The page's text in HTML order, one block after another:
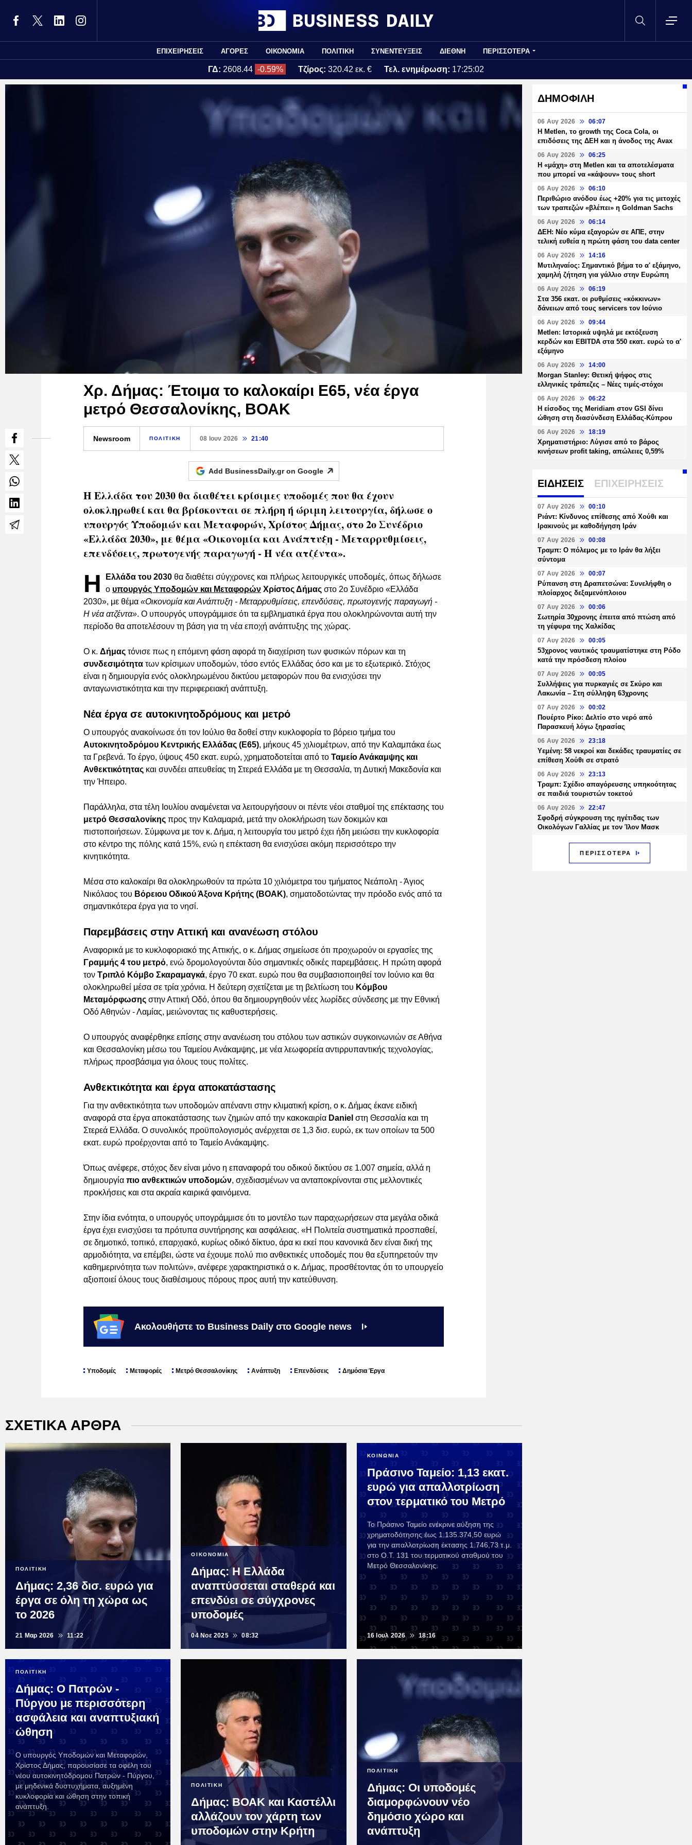
ΕΠΙΧΕΙΡΗΣΕΙΣ ΑΓΟΡΕΣ ΟΙΚΟΝΟΜΙΑ ΠΟΛΙΤΙΚΗ ΣΥΝΕΝΤΕΥΞΕΙΣ ΔΙΕΘΝΗ ΠΕΡΙΣΣΟΤΕΡΑ
ΓΔ: 2608.44 -0.59% Τζίρος: 320.42 εκ. € Τελ. ενημέρωση: 17:25:02
Χρ. Δήμας: Έτοιμα το καλοκαίρι Ε65, νέα έργα
μετρό Θεσσαλονίκης, ΒΟΑΚ
Newsroom ΠΟΛΙΤΙΚΗ 08 Ιουν 2026 21:40
Add BusinessDaily.gr on Google
Η Ελλάδα του 2030 θα διαθέτει κρίσιμες υποδομές που θα έχουν
ολοκληρωθεί και θα βρίσκονται σε πλήρη ή ώριμη λειτουργία, δήλωσε ο
υπουργός Υποδομών και Μεταφορών, Χρίστος Δήμας, στο 2ο Συνέδριο
«Ελλάδα 2030», με θέμα «Οικονομία και Ανάπτυξη - Μεταρρυθμίσεις,
επενδύσεις, πρωτογενής παραγωγή - Η νέα ατζέντα».
Η Ελλάδα του 2030 θα διαθέτει σύγχρονες και πλήρως λειτουργικές υποδομές, όπως δήλωσε
ο υπουργός Υποδομών και Μεταφορών Χρίστος Δήμας στο 2ο Συνέδριο «Ελλάδα
2030», με θέμα «Οικονομία και Ανάπτυξη - Μεταρρυθμίσεις, επενδύσεις, πρωτογενής παραγωγή -
Η νέα ατζέντα». Ο υπουργός υπογράμμισε ότι τα εμβληματικά έργα που ολοκληρώνονται αυτή την
περίοδο θα αποτελέσουν τη βάση για τη νέα εποχή ανάπτυξης της χώρας.
Ο κ. Δήμας τόνισε πως η επόμενη φάση αφορά τη διαχείριση των φυσικών πόρων και τη
συνδεσιμότητα των κρίσιμων υποδομών, τόσο εντός Ελλάδας όσο και με το εξωτερικό. Στόχος
είναι η δημιουργία ενός ολοκληρωμένου δικτύου μεταφορών που θα ενισχύσει την
ανταγωνιστικότητα και την περιφερειακή ανάπτυξη.
Νέα έργα σε αυτοκινητοδρόμους και μετρό
Ο υπουργός ανακοίνωσε ότι τον Ιούλιο θα δοθεί στην κυκλοφορία το βόρειο τμήμα του
Αυτοκινητοδρόμου Κεντρικής Ελλάδας (Ε65), μήκους 45 χιλιομέτρων, από την Καλαμπάκα έως
τα Γρεβενά. Το έργο, ύψους 450 εκατ. ευρώ, χρηματοδοτείται από το Ταμείο Ανάκαμψης και
Ανθεκτικότητας και συνδέει απευθείας τη Στερεά Ελλάδα με τη Θεσσαλία, τη Δυτική Μακεδονία και
την Ήπειρο.
Παράλληλα, στα τέλη Ιουλίου αναμένεται να λειτουργήσουν οι πέντε νέοι σταθμοί της επέκτασης του
μετρό Θεσσαλονίκης προς την Καλαμαριά, μετά την ολοκλήρωση των δοκιμών και
πιστοποιήσεων. Σύμφωνα με τον κ. Δήμα, η λειτουργία του μετρό έχει ήδη μειώσει την κυκλοφορία
στο κέντρο της πόλης κατά 15%, ενώ η επέκταση θα ενισχύσει ακόμη περισσότερο την
κινητικότητα.
Μέσα στο καλοκαίρι θα ολοκληρωθούν τα πρώτα 10 χιλιόμετρα του τμήματος Νεάπολη - Άγιος
Νικόλαος του Βόρειου Οδικού Άξονα Κρήτης (ΒΟΑΚ), σηματοδοτώντας την πρόοδο ενός από τα
σημαντικότερα έργα για το νησί.
Παρεμβάσεις στην Αττική και ανανέωση στόλου
Αναφορικά με το κυκλοφοριακό της Αττικής, ο κ. Δήμας σημείωσε ότι προχωρούν οι εργασίες της
Γραμμής 4 του μετρό, ενώ δρομολογούνται δύο σημαντικές οδικές παρεμβάσεις. Η πρώτη αφορά
τον Τριπλό Κόμβο Σκαραμαγκά, έργο 70 εκατ. ευρώ που θα συμβασιοποιηθεί τον Ιούνιο και θα
ολοκληρωθεί μέσα σε τρία χρόνια. Η δεύτερη σχετίζεται με τη βελτίωση του Κόμβου
Μεταμόρφωσης στην Αττική Οδό, όπου θα δημιουργηθούν νέες λωρίδες σύνδεσης με την Εθνική
Οδό Αθηνών - Λαμίας, μειώνοντας τις καθυστερήσεις.
Ο υπουργός αναφέρθηκε επίσης στην ανανέωση του στόλου των αστικών συγκοινωνιών σε Αθήνα
και Θεσσαλονίκη μέσω του Ταμείου Ανάκαμψης, με νέα λεωφορεία αντιρρυπαντικής τεχνολογίας,
πλήρως προσβάσιμα για όλους τους πολίτες.
Ανθεκτικότητα και έργα αποκατάστασης
Για την ανθεκτικότητα των υποδομών απέναντι στην κλιματική κρίση, ο κ. Δήμας έκανε ειδική
αναφορά στα έργα αποκατάστασης των ζημιών από την κακοκαιρία Daniel στη Θεσσαλία και τη
Στερεά Ελλάδα. Ο συνολικός προϋπολογισμός ανέρχεται σε 1,3 δισ. ευρώ, εκ των οποίων τα 500
εκατ. ευρώ προέρχονται από το Ταμείο Ανάκαμψης.
Όπως ανέφερε, στόχος δεν είναι μόνο η επαναφορά του οδικού δικτύου σε 1.007 σημεία, αλλά η
δημιουργία πιο ανθεκτικών υποδομών, σχεδιασμένων να ανταποκρίνονται στις μελλοντικές
προκλήσεις και στα ακραία καιρικά φαινόμενα.
Στην ίδια ενότητα, ο υπουργός υπογράμμισε ότι το μοντέλο των παραχωρήσεων στα μεγάλα οδικά
έργα έχει ενισχύσει τα πρότυπα συντήρησης και ασφάλειας. «Η Πολιτεία συστηματικά προσπαθεί,
σε δημοτικό, τοπικό, επαρχιακό, κυρίως οδικό δίκτυο, άρα κι εκεί που κανονικά δεν είναι δική της
αρμοδιότητα, να επέμβει, ώστε να έχουμε πολύ πιο ανθεκτικές υποδομές που θα εξυπηρετούν την
καθημερινότητα των πολιτών», ανέφερε χαρακτηριστικά ο κ. Δήμας, προσθέτοντας ότι το υπουργείο
αξιοποιεί όλους τους διαθέσιμους πόρους προς αυτή την κατεύθυνση.
Ακολουθήστε το Business Daily στο Google news
Υποδομές Μεταφορές Μετρό Θεσσαλονίκης Ανάπτυξη Επενδύσεις Δημόσια Έργα
ΣΧΕΤΙΚΑ ΑΡΘΡΑ
ΠΟΛΙΤΙΚΗ
Δήμας: 2,36 δισ. ευρώ για
έργα σε όλη τη χώρα ως
το 2026
21 Μαρ 2026 11:22
ΟΙΚΟΝΟΜΙΑ
Δήμας: Η Ελλάδα
αναπτύσσεται σταθερά και
επενδύει σε σύγχρονες
υποδομές
04 Νοε 2025 08:32
ΚΟΙΝΩΝΙΑ
Πράσινο Ταμείο: 1,13 εκατ.
ευρώ για απαλλοτρίωση
στον τερματικό του Μετρό
Το Πράσινο Ταμείο ενέκρινε αύξηση της
χρηματοδότησης έως 1.135.374,50 ευρώ
για την απαλλοτρίωση έκτασης 1.746,73 τ.μ.
στο Ο.Τ. 131 του τερματικού σταθμού του
Μετρό Θεσσαλονίκης.
16 Ιουλ 2026 18:16
ΠΟΛΙΤΙΚΗ
Δήμας: Ο Πατρών -
Πύργου με περισσότερη
ασφάλεια και αναπτυξιακή
ώθηση
Ο υπουργός Υποδομών και Μεταφορών,
Χρίστος Δήμας, παρουσίασε τα οφέλη του
νέου αυτοκινητόδρομου Πατρών - Πύργου,
με μηδενικά δυστυχήματα, αυξημένη
κυκλοφορία και ώθηση στην τοπική
ανάπτυξη.
ΠΟΛΙΤΙΚΗ
Δήμας: ΒΟΑΚ και Καστέλλι
αλλάζουν τον χάρτη των
υποδομών στην Κρήτη
ΠΟΛΙΤΙΚΗ
Δήμας: Οι υποδομές
διαμορφώνουν νέο
δημόσιο χώρο και
ανάπτυξη
ΔΗΜΟΦΙΛΗ
06 Αυγ 2026 06:07
H Metlen, το growth της Coca Cola, οι
επιδόσεις της ΔΕΗ και η άνοδος της Avax
06 Αυγ 2026 06:25
H «μάχη» στη Metlen και τα αποτελέσματα
που μπορεί να «κάψουν» τους short
06 Αυγ 2026 06:10
Περιθώριο ανόδου έως +20% για τις μετοχές
των τραπεζών «βλέπει» η Goldman Sachs
06 Αυγ 2026 06:14
ΔΕΗ: Νέο κύμα εξαγορών σε ΑΠΕ, στην
τελική ευθεία η πρώτη φάση του data center
06 Αυγ 2026 14:16
Μυτιληναίος: Σημαντικό βήμα το α' εξάμηνο,
χαμηλή ζήτηση για γάλλιο στην Ευρώπη
06 Αυγ 2026 06:19
Στα 356 εκατ. οι ρυθμίσεις «κόκκινων»
δάνειων από τους servicers τον Ιούνιο
06 Αυγ 2026 09:44
Metlen: Ιστορικά υψηλά με εκτόξευση
κερδών και EBITDA στα 550 εκατ. ευρώ το α'
εξάμηνο
06 Αυγ 2026 14:00
Morgan Stanley: Θετική ψήφος στις
ελληνικές τράπεζες – Νέες τιμές-στόχοι
06 Αυγ 2026 06:22
Η είσοδος της Meridiam στον GSI δίνει
ώθηση στη διασύνδεση Ελλάδας-Κύπρου
06 Αυγ 2026 18:19
Χρηματιστήριο: Λύγισε από το βάρος
κινήσεων profit taking, απώλειες 0,59%
ΕΙΔΗΣΕΙΣ ΕΠΙΧΕΙΡΗΣΕΙΣ
07 Αυγ 2026 00:10
Ριάντ: Κίνδυνος επίθεσης από Χούθι και
Ιρακινούς με καθοδήγηση Ιράν
07 Αυγ 2026 00:08
Τραμπ: Ο πόλεμος με το Ιράν θα λήξει
σύντομα
07 Αυγ 2026 00:07
Ρύπανση στη Δραπετσώνα: Συνελήφθη ο
πλοίαρχος δεξαμενόπλοιου
07 Αυγ 2026 00:06
Σωτηρία 30χρονης έπειτα από πτώση από
τη γέφυρα της Χαλκίδας
07 Αυγ 2026 00:05
53χρονος ναυτικός τραυματίστηκε στη Ρόδο
κατά την πρόσδεση πλοίου
07 Αυγ 2026 00:05
Συλλήψεις για πυρκαγιές σε Σκύρο και
Λακωνία – Στη σύλληψη 63χρονης
07 Αυγ 2026 00:02
Πουέρτο Ρίκο: Δελτίο στο νερό από
Παρασκευή λόγω ξηρασίας
06 Αυγ 2026 23:18
Υεμένη: 58 νεκροί και δεκάδες τραυματίες σε
επίθεση Χούθι σε στρατό
06 Αυγ 2026 23:13
Τραμπ: Σχέδιο απαγόρευσης υπηκοότητας
σε παιδιά τουριστών τοκετού
06 Αυγ 2026 22:47
Σφοδρή σύγκρουση της ηγέτιδας των
Οικολόγων Γαλλίας με τον Ίλον Μασκ
ΠΕΡΙΣΣΟΤΕΡΑ